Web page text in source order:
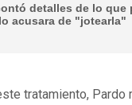
detalles de lo que
acusara de "jotearla"
tratamiento, Pardo